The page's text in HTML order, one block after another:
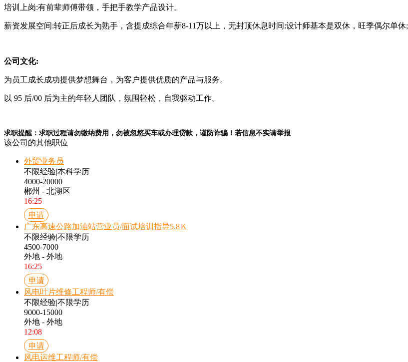
培训上岗:有前辈师傅带领，手把手教学产品设计。
薪资发展空间:转正后成长为熟手，含提成综合年薪8-11万以上，无封顶休息时间:设计师基本是双休，旺季偶尔单休;
公司文化:
为员工成长成功提供梦想舞台，为客户提供优质的产品与服务。
以 95 后/00 后为主的年轻人团队，氛围轻松，自我驱动工作。
求职提醒：求职过程请勿缴纳费用，勿被忽悠买车或办理贷款，谨防诈骗！若信息不实请举报
该公司的其他职位
外贸业务员
不限经验|本科学历
4000-20000
郴州 - 北湖区
16:25
申请
广东高速公路加油站营业员/面试培训指导5.8Ｋ
不限经验|不限学历
4500-7000
外地 - 外地
16:25
申请
风电叶片维修工程师/有偿
不限经验|不限学历
9000-15000
外地 - 外地
12:08
申请
风电运维工程师/有偿